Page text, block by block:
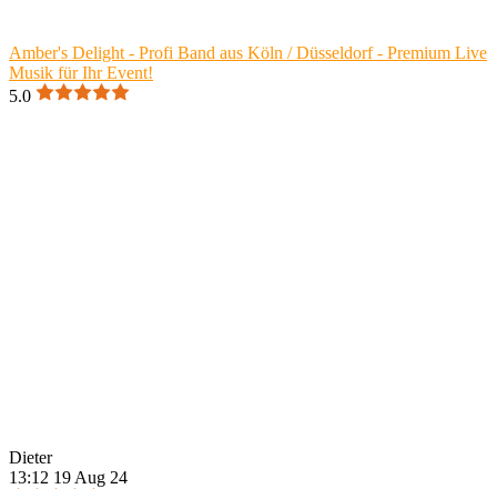
Amber's Delight - Profi Band aus Köln / Düsseldorf - Premium Live
Musik für Ihr Event!
5.0
Dieter
13:12 19 Aug 24